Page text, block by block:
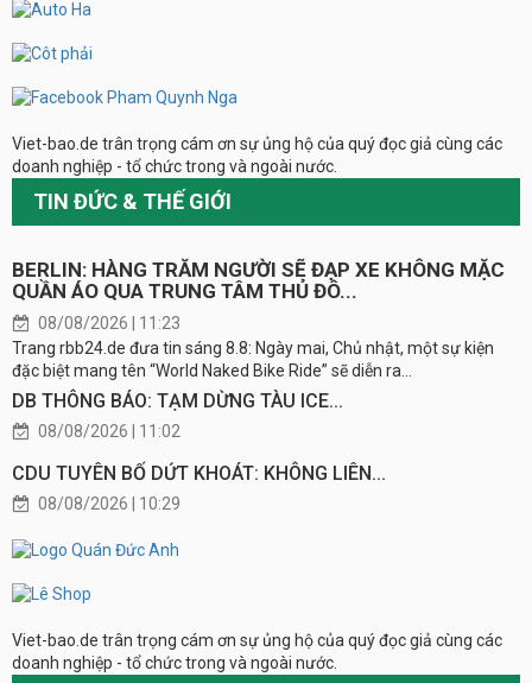
Viet-bao.de trân trọng cám ơn sự ủng hộ của quý đọc giả cùng các
doanh nghiệp - tổ chức trong và ngoài nước.
TIN ĐỨC & THẾ GIỚI
BERLIN: HÀNG TRĂM NGƯỜI SẼ ĐẠP XE KHÔNG MẶC
QUẦN ÁO QUA TRUNG TÂM THỦ ĐÔ...
08/08/2026 | 11:23
Trang rbb24.de đưa tin sáng 8.8: Ngày mai, Chủ nhật, một sự kiện
đặc biệt mang tên “World Naked Bike Ride” sẽ diễn ra...
DB THÔNG BÁO: TẠM DỪNG TÀU ICE...
08/08/2026 | 11:02
CDU TUYÊN BỐ DỨT KHOÁT: KHÔNG LIÊN...
08/08/2026 | 10:29
Viet-bao.de trân trọng cám ơn sự ủng hộ của quý đọc giả cùng các
doanh nghiệp - tổ chức trong và ngoài nước.